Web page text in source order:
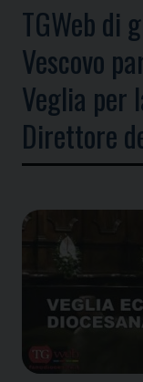
TGWeb di
Vescovo
Veglia per
Direttore